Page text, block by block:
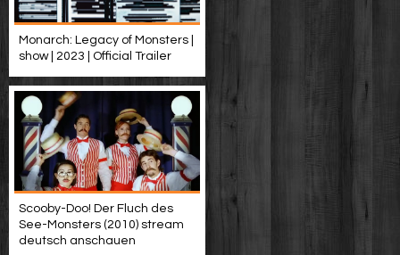
Monarch: Legacy of Monsters |
show | 2023 | Official Trailer
Scooby-Doo! Der Fluch des
See-Monsters (2010) stream
deutsch anschauen